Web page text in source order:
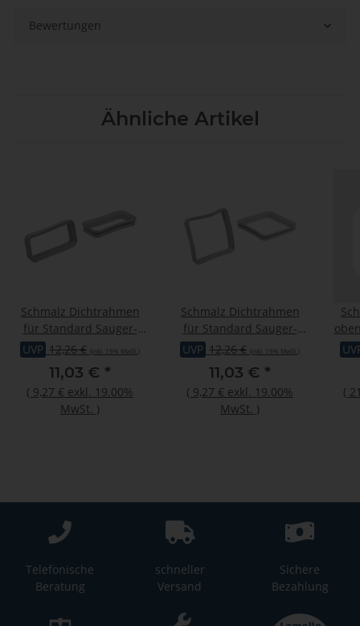
Bewertungen
Ähnliche Artikel
Schmalz Dichtrahmen
für Standard Sauger-
Cups 81 x 43 mm (für
UVP 12,26 € (inkl. 19% MwSt.)
11,03 € *
( 9,27 € exkl. 19.00%
MwSt. )
Schmalz Dichtrahmen
für Standard Sauger-
Cups 81 x 81 mm (für
UVP 12,26 € (inkl. 19% MwSt.)
11,03 € *
( 9,27 € exkl. 19.00%
MwSt. )
(
Telefonische
Beratung
schneller
Versand
Sichere
Bezahlung